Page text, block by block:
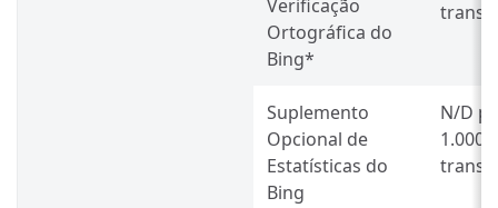
Verificação
Ortográfica do
Bing*
Suplemento
Opcional de
Estatísticas do
Bing
N/D
1.000